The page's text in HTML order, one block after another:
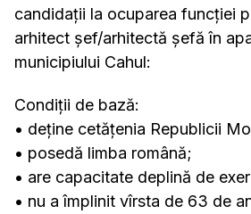
candidaţii la ocuparea funcţiei
arhitect șef/arhitectă șefă în
municipiului Cahul:
Condiţii de bază:
• deţine cetăţenia Republicii
• posedă limba română;
• are capacitate deplină de
• nu a împlinit vîrsta de 63 de